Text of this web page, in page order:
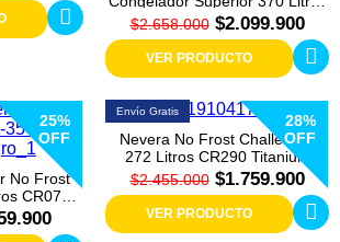
CR370 Gris
$2.658.000 $2.099.900
VER PRODUCTO
25%
OFF
No Frost
CR079
Envío Gratis
28%
OFF
Nevera No Frost Challenger
272 Litros CR290 Titanium
$2.455.000 $1.759.900
VER PRODUCTO